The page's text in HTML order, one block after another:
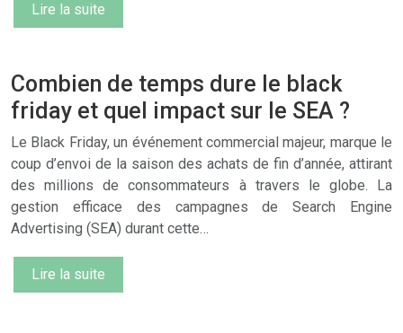
Lire la suite
Combien de temps dure le black
friday et quel impact sur le SEA ?
Le Black Friday, un événement commercial majeur, marque le
coup d’envoi de la saison des achats de fin d’année, attirant
des millions de consommateurs à travers le globe. La
gestion efficace des campagnes de Search Engine
Advertising (SEA) durant cette…
Lire la suite